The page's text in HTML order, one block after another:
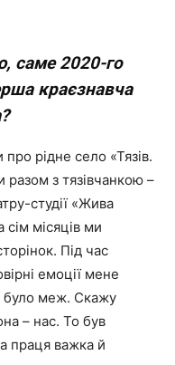
саме 2020-го
краєзнавча
рідне село «Тязів.
разом з тязівчанкою –
студії «Жива
місяців ми
Під час
емоції мене
було меж. Скажу
– нас. То був
праця важка й